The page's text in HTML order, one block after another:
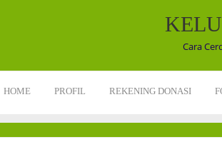
Cara
HOME PROFIL REKENING DONASI